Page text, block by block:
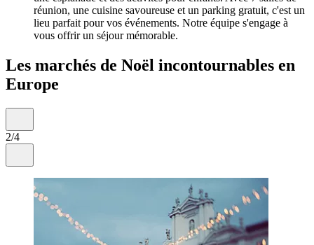
réunion, une cuisine savoureuse et un parking gratuit, c'est un
lieu parfait pour vos événements. Notre équipe s'engage à
vous offrir un séjour mémorable.
Les marchés de Noël incontournables en
Europe
2/4